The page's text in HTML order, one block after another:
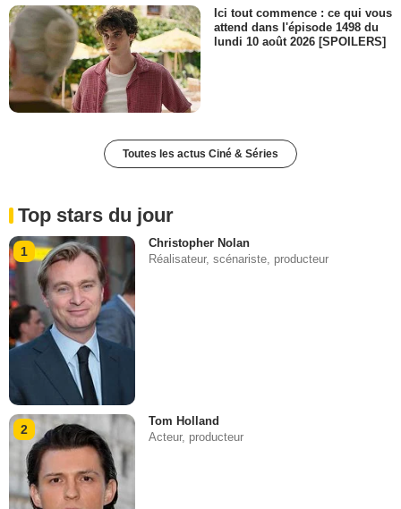
Ici tout commence : ce qui vous
attend dans l'épisode 1498 du
lundi 10 août 2026 [SPOILERS]
Toutes les actus Ciné & Séries
Top stars du jour
1
Christopher Nolan
Réalisateur, scénariste, producteur
2
Tom Holland
Acteur, producteur